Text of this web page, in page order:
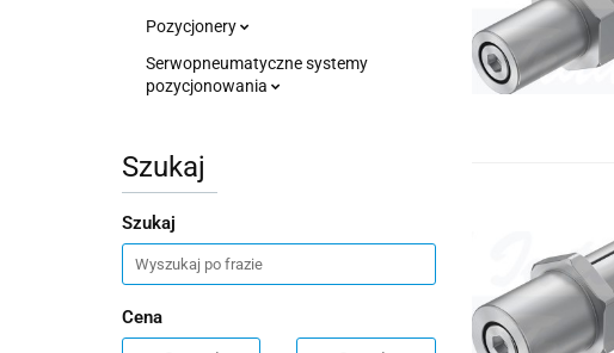
Pozycjonery
Serwopneumatyczne systemy
pozycjonowania
Szukaj
Szukaj
Cena